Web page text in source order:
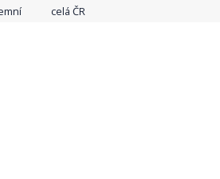
celá ČR